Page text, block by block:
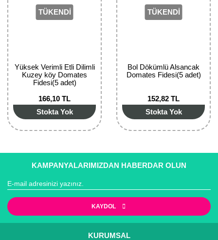
TÜKENDİ
Yüksek Verimli Etli Dilimli
Kuzey köy Domates
Fidesi(5 adet)
166,10 TL
Stokta Yok
TÜKENDİ
Bol Dökümlü Alsancak
Domates Fidesi(5 adet)
152,82 TL
Stokta Yok
KAMPANYALARIMIZDAN HABERDAR OLUN
KAYDOL
KURUMSAL